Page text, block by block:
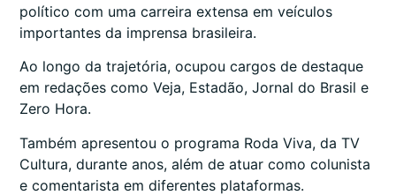
político com uma carreira extensa em veículos
importantes da imprensa brasileira.
Ao longo da trajetória, ocupou cargos de destaque
em redações como Veja, Estadão, Jornal do Brasil e
Zero Hora.
Também apresentou o programa Roda Viva, da TV
Cultura, durante anos, além de atuar como colunista
e comentarista em diferentes plataformas.